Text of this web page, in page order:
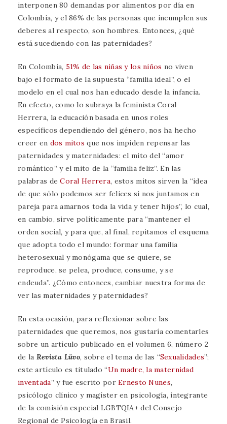
interponen 80 demandas por alimentos por día en
Colombia, y el 86% de las personas que incumplen sus
deberes al respecto, son hombres. Entonces, ¿qué
está sucediendo con las paternidades?
En Colombia, 51% de las niñas y los niños no viven
bajo el formato de la supuesta “familia ideal”, o el
modelo en el cual nos han educado desde la infancia.
En efecto, como lo subraya la feminista Coral
Herrera, la educación basada en unos roles
específicos dependiendo del género, nos ha hecho
creer en dos mitos que nos impiden repensar las
paternidades y maternidades: el mito del “amor
romántico” y el mito de la “familia feliz”. En las
palabras deCoral Herrera, estos mitos sirven la “idea
de que sólo podemos ser felices si nos juntamos en
pareja para amarnos toda la vida y tener hijos”, lo cual,
en cambio, sirve políticamente para “mantener el
orden social, y para que, al final, repitamos el esquema
que adopta todo el mundo: formar una familia
heterosexual y monógama que se quiere, se
reproduce, se pelea, produce, consume, y se
endeuda”. ¿Cómo entonces, cambiar nuestra forma de
ver las maternidades y paternidades?
En esta ocasión, para reflexionar sobre las
paternidades que queremos, nos gustaría comentarles
sobre un artículo publicado en el volumen 6, número 2
de la Revista Lüvo, sobre el tema de las “Sexualidades”;
este artículo es titulado “Un madre, la maternidad
inventada” y fue escrito porErnesto Nunes,
psicólogo clínico y magíster en psicología, integrante
de la comisión especial LGBTQIA+ del Consejo
Regional de Psicología en Brasil.